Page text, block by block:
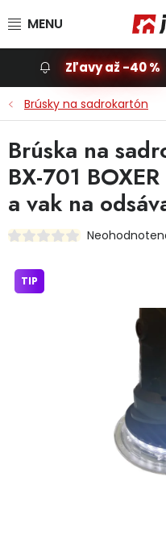
Slevoakce
Stavba, dom
Dielňa
Príslušenstvo pre
Vybavenie a hračky
Ochranné
Zľavy až -40 %
Brúsky na sadrokartón
Brúska na
BX-701
a vak na
TIP